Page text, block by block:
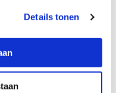
Details tonen
de kosten van
jaarlijks opnieuw